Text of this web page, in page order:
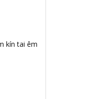
kín tai êm